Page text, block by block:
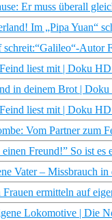
Er muss überall
Im „Pipa Yuan“
Autor
liest mit | Doku
in deinem Brot |
liest mit | Doku
Vom Partner zum
Freund!” So ist
Vater – Missbrauch
Frauen ermitteln auf
Lokomotive | Die